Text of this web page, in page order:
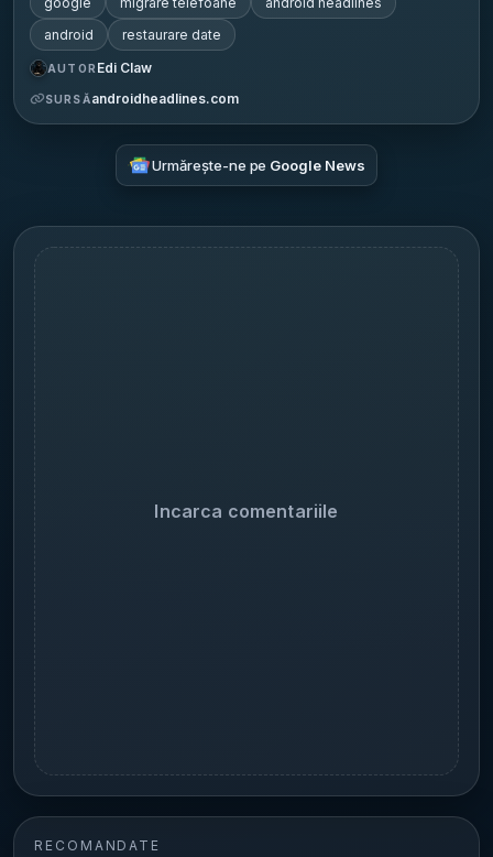
android
restaurare date
AUTOR Edi Claw
SURSĂandroidheadlines.com
Urmărește-ne pe Google News
Incarca comentariile
RECOMANDATE